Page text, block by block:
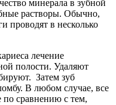
минерала в зубной
растворы. Обычно,
проводят в несколько
лечение
полости. Удаляют
Затем зуб
В любом случае, все
по сравнению с тем,